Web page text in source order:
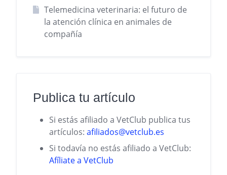
Telemedicina veterinaria: el futuro de
la atención clínica en animales de
compañía
Publica tu artículo
Si estás afiliado a VetClub publica tus
artículos: afiliados@vetclub.es
Si todavía no estás afiliado a VetClub:
Afíliate a VetClub